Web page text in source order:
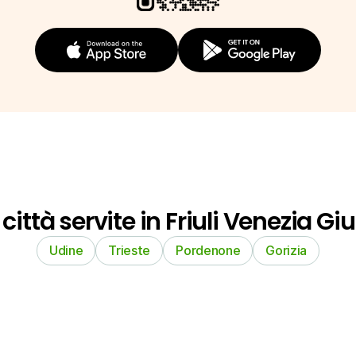
città servite in Friuli Venezia
Udine Trieste Pordenone Gorizia